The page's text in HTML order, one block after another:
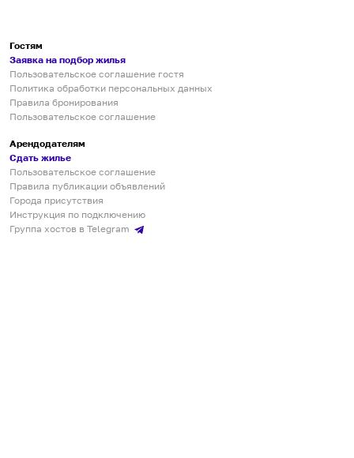
Гостям
Заявка на подбор жилья
Пользовательское соглашение гостя
Политика обработки персональных данных
Правила бронирования
Пользовательское соглашение
Арендодателям
Сдать жилье
Пользовательское соглашение
Правила публикации объявлений
Города присутствия
Инструкция по подключению
Группа хостов в Telegram